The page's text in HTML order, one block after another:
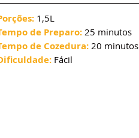
1,5L
de Preparo: 25 minutos
de Cozedura: 20 minutos
Fácil